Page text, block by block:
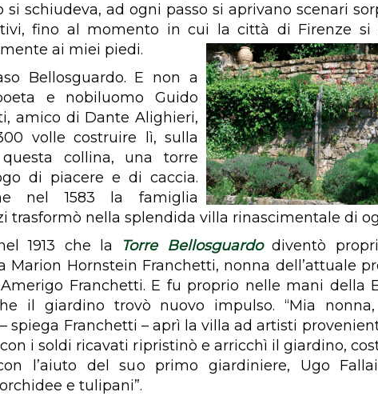
si schiudeva, ad ogni passo si aprivano scenari
fino al momento in cui la città di Firenze si
ai miei piedi.
Bellosguardo. E non a
e nobiluomo Guido
amico di Dante Alighieri,
volle costruire lì, sulla
collina, una torre
di piacere e di caccia.
nel 1583 la famiglia
trasformò nella splendida villa rinascimentale di
1913 che la
Torre Bellosguardodiventò
Marion Hornstein Franchetti, nonna dell’attuale
Franchetti. E fu proprio nelle mani della
il giardino trovò nuovo impulso. “Mia
spiega Franchetti – aprì la villa ad artisti
i soldi ricavati ripristinò e arricchì il giardino,
l’aiuto del suo primo giardiniere, Ugo
e tulipani”.